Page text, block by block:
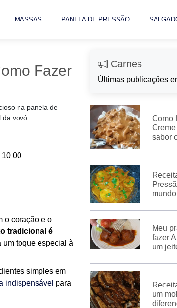
MASSAS PANELA DE PRESSÃO
Fazer
na panela de
vovó.
10 00
o coração e o
tradicional é
um toque especial à
simples em
indispensável para
Carnes
Últimas publicações
Como
sabor
Meu
fazer
um
um